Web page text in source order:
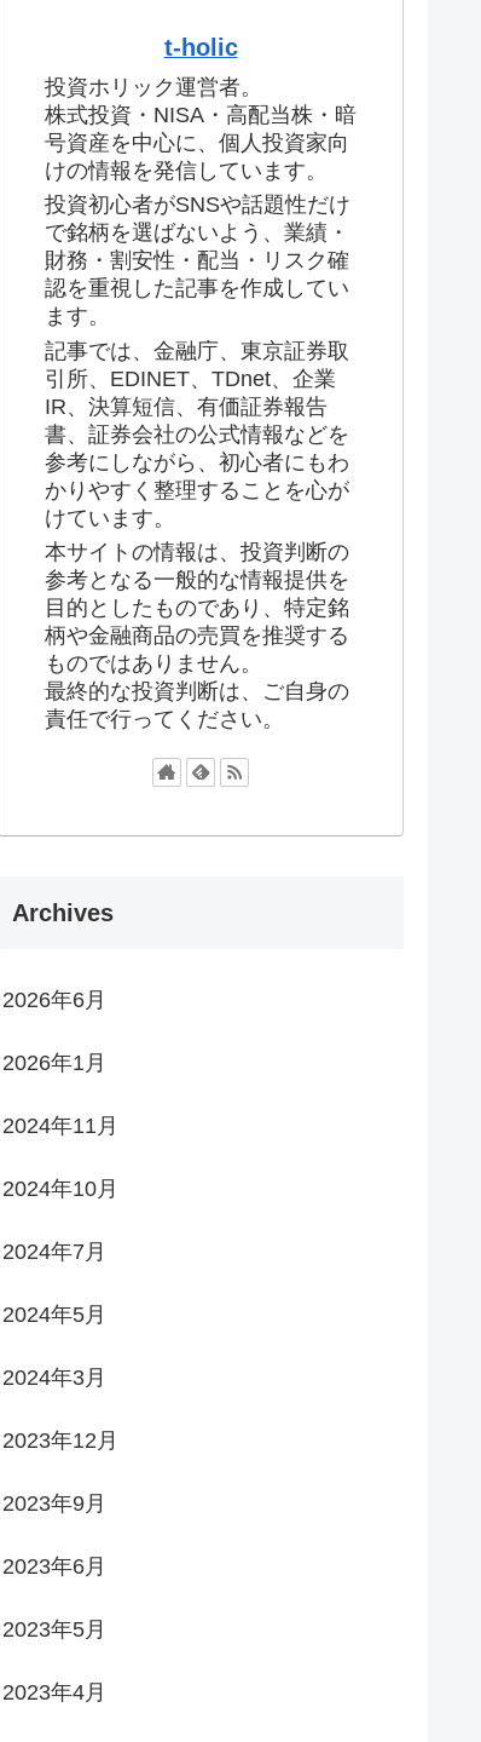
t-holic
投資ホリック運営者。
株式投資・NISA・高配当株・暗
号資産を中心に、個人投資家向
けの情報を発信しています。
投資初心者がSNSや話題性だけ
で銘柄を選ばないよう、業績・
財務・割安性・配当・リスク確
認を重視した記事を作成してい
ます。
記事では、金融庁、東京証券取
引所、EDINET、TDnet、企業
IR、決算短信、有価証券報告
書、証券会社の公式情報などを
参考にしながら、初心者にもわ
かりやすく整理することを心が
けています。
本サイトの情報は、投資判断の
参考となる一般的な情報提供を
目的としたものであり、特定銘
柄や金融商品の売買を推奨する
ものではありません。
最終的な投資判断は、ご自身の
責任で行ってください。
Archives
2026年6月
2026年1月
2024年11月
2024年10月
2024年7月
2024年5月
2024年3月
2023年12月
2023年9月
2023年6月
2023年5月
2023年4月